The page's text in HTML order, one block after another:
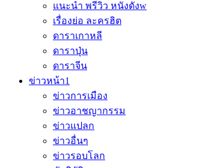
แนะนำ พรีวิว หนังดังw
เรื่องย่อ ละครฮิต
ดาราเกาหลี
ดาราปุ่น
ดาราจีน
ข่าวหน้า1
ข่าวการเมือง
ข่าวอาชญากรรม
ข่าวแปลก
ข่าวอื่นๆ
ข่าวรอบโลก